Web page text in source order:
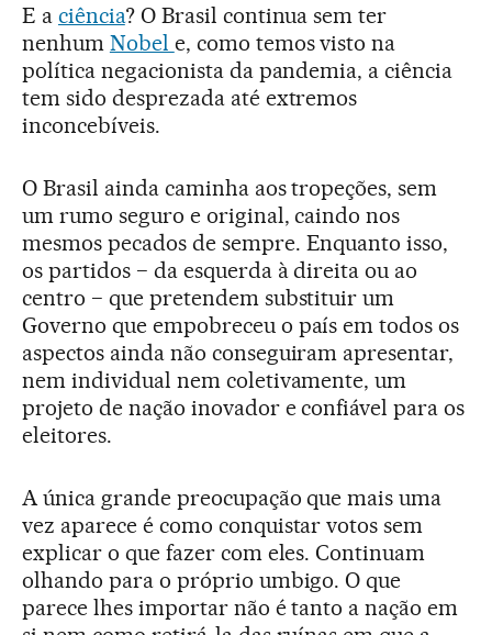
E a ciência? O Brasil continua sem ter
nenhum Nobel e, como temos visto na
política negacionista da pandemia, a ciência
tem sido desprezada até extremos
inconcebíveis.
O Brasil ainda caminha aos tropeções, sem
um rumo seguro e original, caindo nos
mesmos pecados de sempre. Enquanto isso,
os partidos − da esquerda à direita ou ao
centro − que pretendem substituir um
Governo que empobreceu o país em todos os
aspectos ainda não conseguiram apresentar,
nem individual nem coletivamente, um
projeto de nação inovador e confiável para os
eleitores.
A única grande preocupação que mais uma
vez aparece é como conquistar votos sem
explicar o que fazer com eles. Continuam
olhando para o próprio umbigo. O que
parece lhes importar não é tanto a nação em